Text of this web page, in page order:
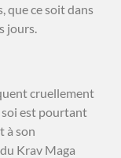
que ce soit dans
jours.
cruellement
soi est pourtant
à son
Krav Maga